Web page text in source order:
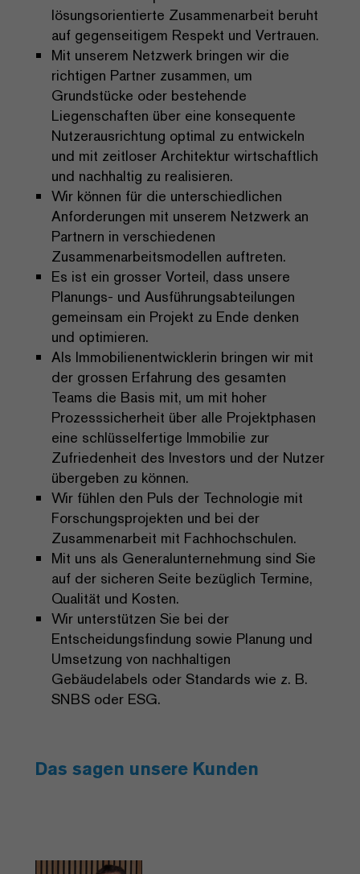
lösungsorientierte Zusammenarbeit beruht
auf gegenseitigem Respekt und Vertrauen.
Mit unserem Netzwerk bringen wir die
richtigen Partner zusammen, um
Grundstücke oder bestehende
Liegenschaften über eine konsequente
Nutzerausrichtung optimal zu entwickeln
und mit zeitloser Architektur wirtschaftlich
und nachhaltig zu realisieren.
Wir können für die unterschiedlichen
Anforderungen mit unserem Netzwerk an
Partnern in verschiedenen
Zusammenarbeitsmodellen auftreten.
Es ist ein grosser Vorteil, dass unsere
Planungs- und Ausführungsabteilungen
gemeinsam ein Projekt zu Ende denken
und optimieren.
Als Immobilienentwicklerin bringen wir mit
der grossen Erfahrung des gesamten
Teams die Basis mit, um mit hoher
Prozesssicherheit über alle Projektphasen
eine schlüsselfertige Immobilie zur
Zufriedenheit des Investors und der Nutzer
übergeben zu können.
Wir fühlen den Puls der Technologie mit
Forschungsprojekten und bei der
Zusammenarbeit mit Fachhochschulen.
Mit uns als Generalunternehmung sind Sie
auf der sicheren Seite bezüglich Termine,
Qualität und Kosten.
Wir unterstützen Sie bei der
Entscheidungsfindung sowie Planung und
Umsetzung von nachhaltigen
Gebäudelabels oder Standards wie z. B.
SNBS oder ESG.
Das sagen unsere Kunden